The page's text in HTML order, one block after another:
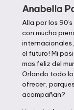
Anabella
Alla por los
con mucha
el futuro! Mi
mas feliz del
Orlando todo
ofrecer,
acompañan?